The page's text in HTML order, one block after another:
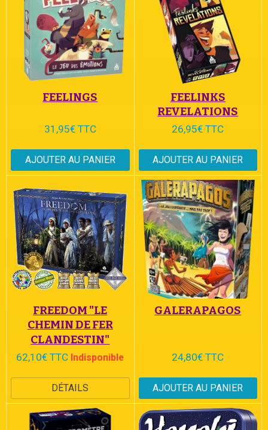
FEELINGS
31,95€ TTC
AJOUTER AU PANIER
FEELINKS
REVELATIONS
26,95€ TTC
AJOUTER AU PANIER
FREEDOM "LE
CHEMIN DE FER
CLANDESTIN"
62,10€ TTC Indisponible
DÉTAILS
GALERAPAGOS
24,80€ TTC
AJOUTER AU PANIER